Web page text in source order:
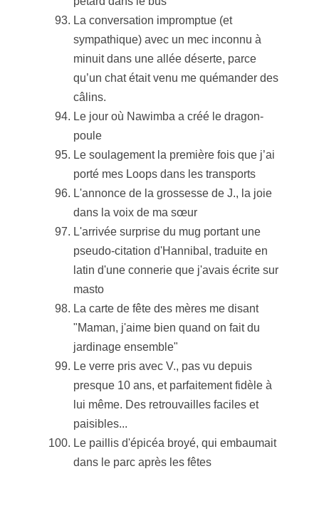
La conversation impromptue (et
sympathique) avec un mec inconnu à
minuit dans une allée déserte, parce
qu’un chat était venu me quémander des
câlins.
Le jour où Nawimba a créé le dragon-
poule
Le soulagement la première fois que j’ai
porté mes Loops dans les transports
L'annonce de la grossesse de J., la joie
dans la voix de ma sœur
L'arrivée surprise du mug portant une
pseudo-citation d'Hannibal, traduite en
latin d'une connerie que j'avais écrite sur
masto
La carte de fête des mères me disant
"Maman, j'aime bien quand on fait du
jardinage ensemble"
Le verre pris avec V., pas vu depuis
presque 10 ans, et parfaitement fidèle à
lui même. Des retrouvailles faciles et
paisibles...
Le paillis d'épicéa broyé, qui embaumait
dans le parc après les fêtes